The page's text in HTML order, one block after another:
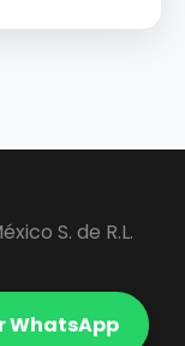
WhatsApp
S. de R.L.
VIP.